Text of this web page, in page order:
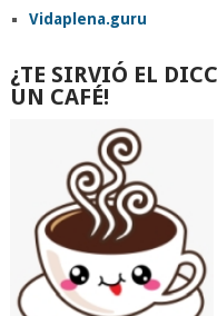
Vidaplena.guru
¿TE SIRVIÓ EL
UN CAFÉ!